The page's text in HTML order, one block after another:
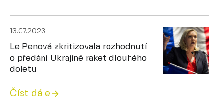
13.07.2023
Le Penová zkritizovala rozhodnutí
o předání Ukrajině raket dlouhého
doletu
Číst dále